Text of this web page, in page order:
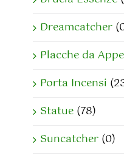
Dreamcatcher
Placche da
Porta Incensi
Statue (78)
Suncatcher (0)